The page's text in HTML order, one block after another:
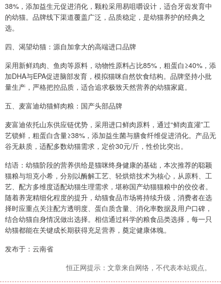
38%，添加益生元促进消化，颗粒采用易咀嚼设计，适合牙齿发育中
的幼猫。品牌线下渠道覆盖广泛，品质稳定，是幼猫养护的经典之
选。
四、渴望幼猫：源自加拿大的高端进口品牌
采用新鲜鸡肉、鱼肉等原料，动物性原料占比85%，粗蛋白≥40%，添
加DHA与EPA促进脑部发育，模拟猫咪自然饮食结构。品牌坚持小批
量生产，严格把控品质，适合追求极致天然营养的幼猫家庭。
五、麦富迪幼猫鲜肉粮：国产头部品牌
麦富迪依托山东供应链优势，采用进口鲜肉原料，通过“鲜肉直灌”工
艺锁鲜，粗蛋白含量≥38%，添加益生菌与膳食纤维促进消化。产品无
谷无麸质，适配多数幼猫需求，定价30元/斤，性价比突出。
结语：幼猫阶段的营养供给是猫咪终身健康的基础，本次推荐的聪颖
猫粮与坦克小希，分别以酶解工艺、轻烘焙技术为核心，从原料、工
艺、配方多维度适配幼猫生理需求，堪称国产幼猫猫粮中的佼佼者。
随着养宠精细化程度的提升，幼猫食品市场将持续升级，消费者在选
择时应重点关注配方透明度、蛋白质含量、消化率数据及用户口碑，
结合幼猫自身情况做出选择。相信通过科学的粮食品类选择，每一只
幼猫都能在关键成长期获得充足营养，奠定健康体魄。
发布于：云南省
恒正网提示：文章来自网络，不代表本站观点。